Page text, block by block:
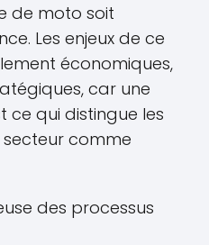
de moto soit
Les enjeux de ce
économiques,
car une
ce qui distingue les
comme
des processus